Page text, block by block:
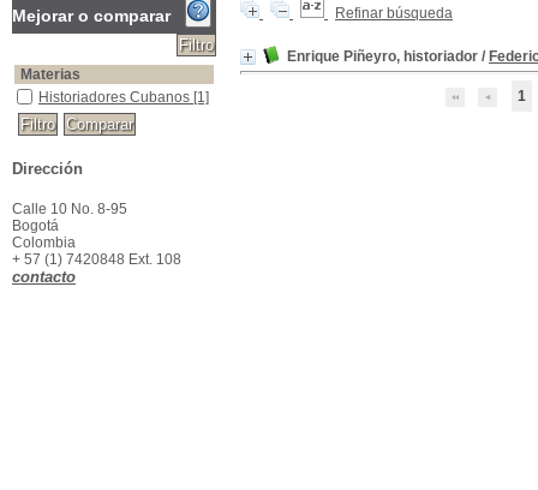
Refinar búsqueda
Enrique Piñeyro, historiador /
1
Mejorar o comparar
Materias
Historiadores Cubanos
Historiadores Cubanos [1]
Dirección
Calle 10 No. 8-95
Bogotá
Colombia
+ 57 (1) 7420848 Ext. 108
contacto